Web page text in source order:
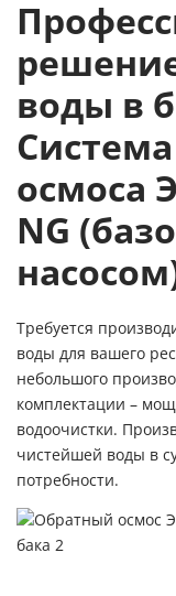
воды в
осмоса
NG
Требуется
воды для вашего
небольшого
комплектации –
водоочистки.
чистейшей воды в
потребности.